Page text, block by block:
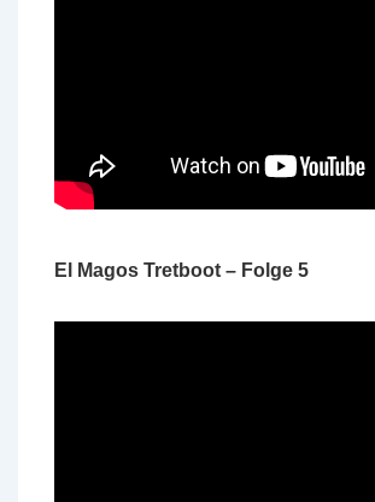
El Magos Tretboot – Folge 5